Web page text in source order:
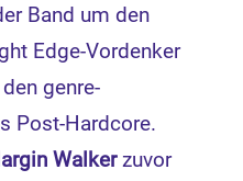
Band um den
Edge-Vordenker
genre-
Post-Hardcore.
Walkerzuvor